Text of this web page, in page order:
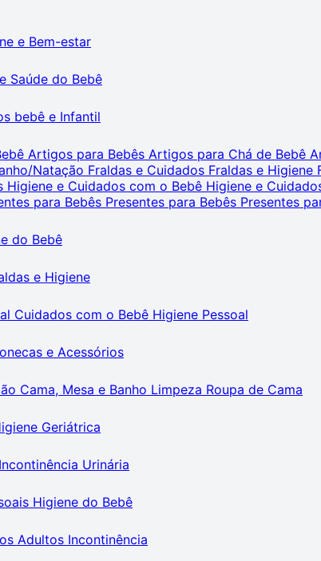
e Bem-estar
Saúde do Bebê
bebê e Infantil
Artigos para Bebês Artigos para Chá de Bebê
Natação Fraldas e Cuidados Fraldas e Higiene
Higiene e Cuidados com o Bebê Higiene e
para Bebês Presentes para Bebês Presentes
do Bebê
e Higiene
Cuidados com o Bebê Higiene Pessoal
e Acessórios
Cama, Mesa e Banho Limpeza Roupa de Cama
Geriátrica
Incontinência Urinária
Higiene do Bebê
Adultos Incontinência